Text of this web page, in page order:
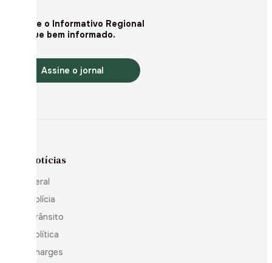
Assine o Informativo Regional
e fique bem informado.
Assine o jornal
Notícias
Geral
Polícia
Trânsito
Política
Charges